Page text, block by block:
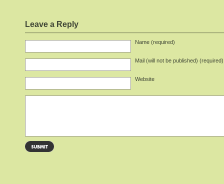
Leave a Reply
Name (required)
Mail (will not be published) (required)
Website